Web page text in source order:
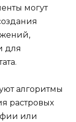
могут
для
алгоритмы
растровых
или